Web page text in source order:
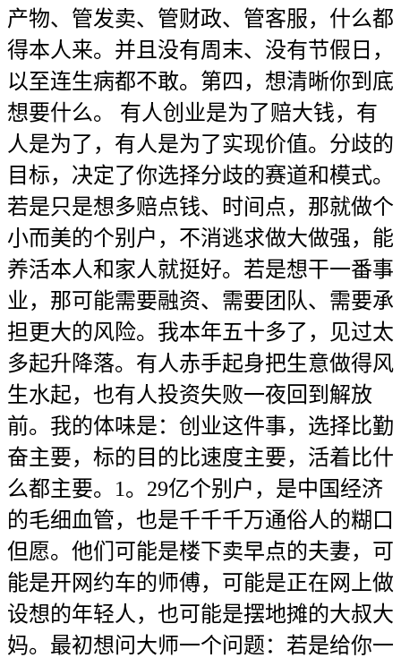
产物、管发卖、管财政、管客服，什么都
得本人来。并且没有周末、没有节假日，
以至连生病都不敢。第四，想清晰你到底
想要什么。 有人创业是为了赔大钱，有
人是为了，有人是为了实现价值。分歧的
目标，决定了你选择分歧的赛道和模式。
若是只是想多赔点钱、时间点，那就做个
小而美的个别户，不消逃求做大做强，能
养活本人和家人就挺好。若是想干一番事
业，那可能需要融资、需要团队、需要承
担更大的风险。我本年五十多了，见过太
多起升降落。有人赤手起身把生意做得风
生水起，也有人投资失败一夜回到解放
前。我的体味是：创业这件事，选择比勤
奋主要，标的目的比速度主要，活着比什
么都主要。1。29亿个别户，是中国经济
的毛细血管，也是千千千万通俗人的糊口
但愿。他们可能是楼下卖早点的夫妻，可
能是开网约车的师傅，可能是正在网上做
设想的年轻人，也可能是摆地摊的大叔大
妈。最初想问大师一个问题：若是给你一